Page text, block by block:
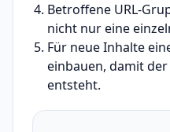
Betroffene URL-
nicht nur eine
Für neue Inhalte
einbauen, damit
entsteht.